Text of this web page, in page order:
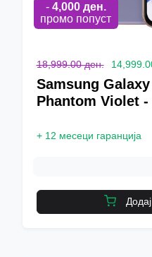
- 4,000ден.
промо попуст
18,999.00 ден.
Samsung
Phantom Violet
+ 12 месеци гаранција